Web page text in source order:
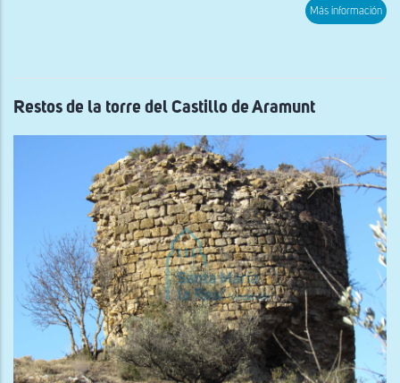
Más información
sur
Deu
la
del
Restos de la torre del Castillo de Aramunt